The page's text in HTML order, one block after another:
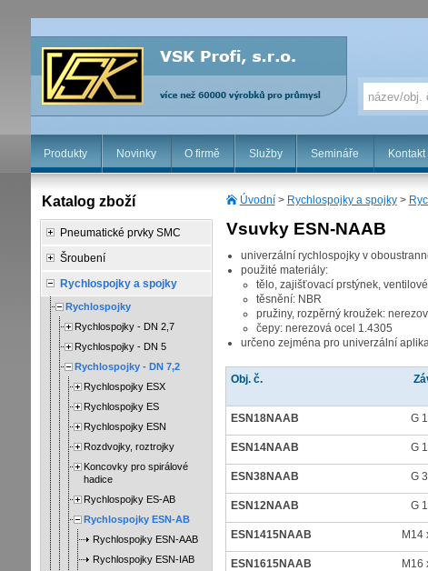
Produkty Novinky O firmě Služby Semináře Kontakt
Úvodní> Rychlospojky a spojky>
Vsuvky ESN-NAAB
univerzální rychlospojky v
použité materiály:
tělo, zajišťovací prstýnek,
těsnění: NBR
pružiny, rozpěrný kroužek:
čepy: nerezová ocel 1.4305
určeno zejména pro univerzální
Obj. č.
ESN18NAAB G
ESN14NAAB G
ESN38NAAB G
ESN12NAAB G
ESN1415NAAB M14
ESN1615NAAB M16
Katalog zboží
Pneumatické prvky SMC
Šroubení
Rychlospojky a spojky
Rychlospojky
Rychlospojky - DN 2,7
Rychlospojky - DN 5
Rychlospojky - DN 7,2
Rychlospojky ESX
Rychlospojky ES
Rychlospojky ESN
Rozdvojky, roztrojky
Koncovky pro spirálové
hadice
Rychlospojky ES-AB
Rychlospojky ESN-AB
Rychlospojky ESN-AAB
Rychlospojky ESN-IAB